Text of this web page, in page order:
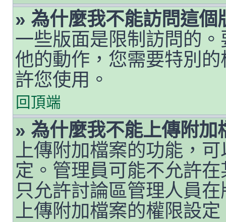
» 為什麼我不能訪問這個
一些版面是限制訪問的
他的動作，您需要特別
許您使用。
回頂端
» 為什麼我不能上傳附加
上傳附加檔案的功能，
定。管理員可能不允許
只允許討論區管理人員
上傳附加檔案的權限設